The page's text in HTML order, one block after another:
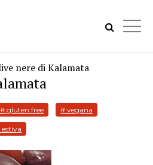
nere di Kalamata
# gluten free # vegana
estiva